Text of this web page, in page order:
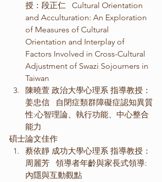
授：段正仁   Cultural Orientation
and Acculturation: An Exploration
of Measures of Cultural
Orientation and Interplay of
Factors Involved in Cross-Cultural
Adjustment of Swazi Sojourners in
Taiwan
陳曉萱 政治大學心理系 指導教授：
姜忠信   自閉症類群障礙症認知異質
性:心智理論、執行功能、中心整合
能力
碩士論文佳作
蔡依靜 成功大學心理系 指導教授：
周麗芳   領導者年齡與家長式領導:
內隱與互動觀點